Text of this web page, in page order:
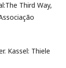
Third Way,
Kassel: Thiele